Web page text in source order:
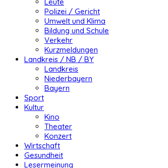
Polizei / Gericht
Umwelt und Klima
Bildung und Schule
Verkehr
Kurzmeldungen
Landkreis / NB / BY
Landkreis
Niederbayern
Bayern
Sport
Kultur
Kino
Theater
Konzert
Wirtschaft
Gesundheit
Lesermeinung